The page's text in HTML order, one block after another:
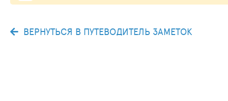
ВЕРНУТЬСЯ В ПУТЕВОДИТЕЛЬ ЗАМЕТОК